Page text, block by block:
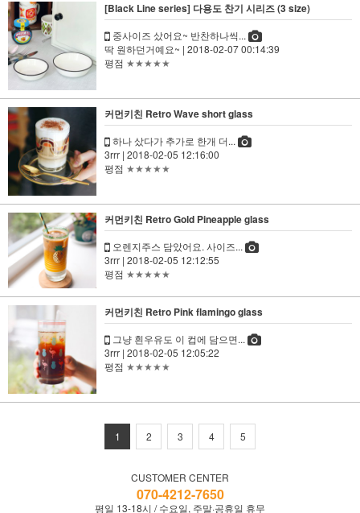
[Black Line series] 다용도 찬기 시리즈 (3 size)
중사이즈 샀어요~ 반찬하나씩...
딱 원하던거예요~ | 2018-02-07 00:14:39
평점 ★★★★★
커먼키친 Retro Wave short glass
하나 샀다가 추가로 한개 더...
3rrr | 2018-02-05 12:16:00
평점 ★★★★★
커먼키친 Retro Gold Pineapple glass
오렌지주스 담았어요. 사이즈...
3rrr | 2018-02-05 12:12:55
평점 ★★★★★
커먼키친 Retro Pink flamingo glass
그냥 흰우유도 이 컵에 담으면...
3rrr | 2018-02-05 12:05:22
평점 ★★★★★
1 2 3 4 5
CUSTOMER CENTER
070-4212-7650
평일 13-18시 / 수요일, 주말·공휴일 휴무